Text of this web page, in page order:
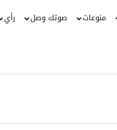
منوعات صوتك وصل رأي